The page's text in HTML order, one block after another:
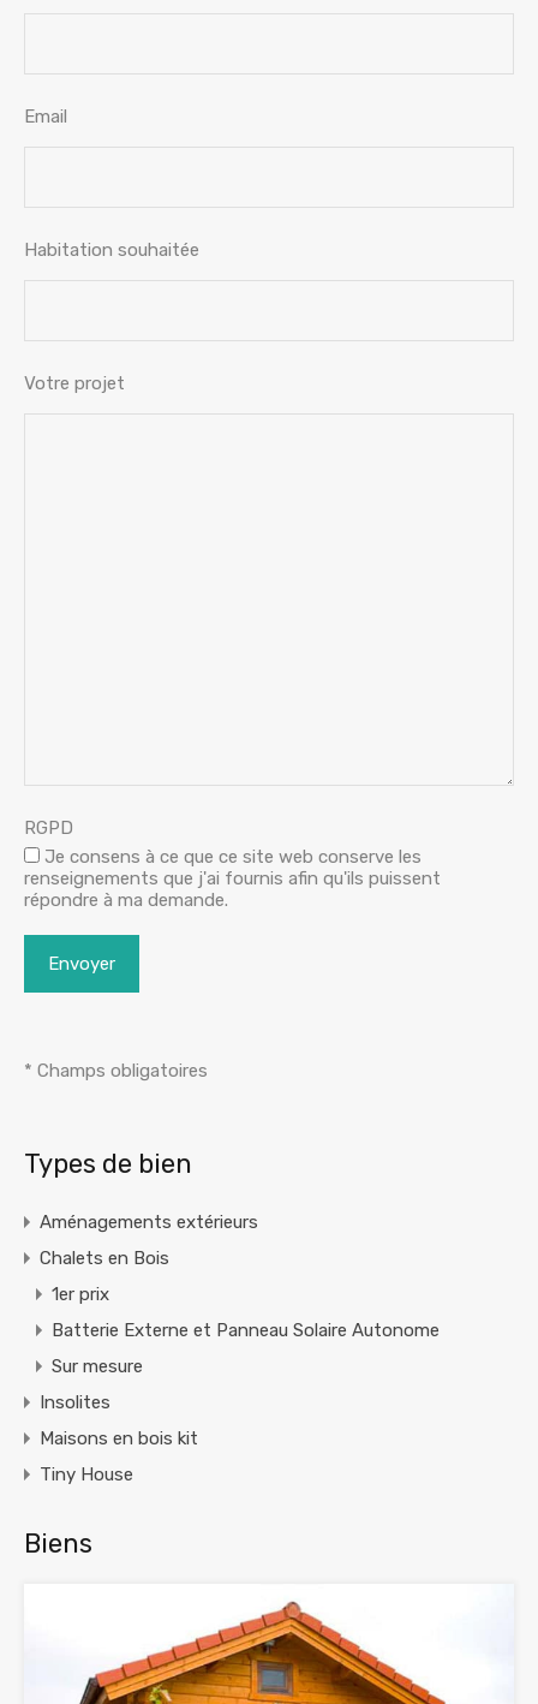
Email
Habitation souhaitée
Votre projet
RGPD
Je consens à ce que ce site web conserve les
renseignements que j'ai fournis afin qu'ils puissent
répondre à ma demande.
* Champs obligatoires
Types de bien
Aménagements extérieurs
Chalets en Bois
1er prix
Batterie Externe et Panneau Solaire Autonome
Sur mesure
Insolites
Maisons en bois kit
Tiny House
Biens